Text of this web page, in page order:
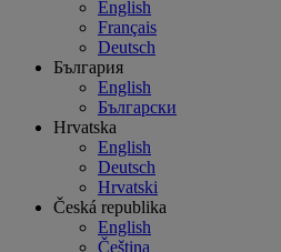
English
Français
Deutsch
България
English
Български
Hrvatska
English
Deutsch
Hrvatski
Česká republika
English
Čeština